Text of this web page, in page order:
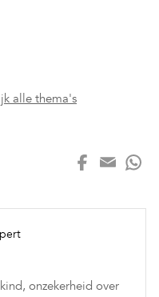
alle thema's
onzekerheid over